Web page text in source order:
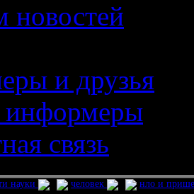
новостей
и друзья
связь
науки человек
нло и